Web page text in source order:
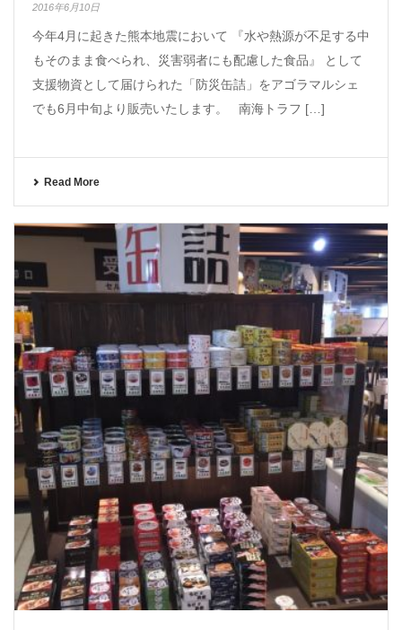
2016年6月10日
今年4月に起きた熊本地震において 『水や熱源が不足する中
もそのまま食べられ、災害弱者にも配慮した食品』 として
支援物資として届けられた「防災缶詰」をアゴラマルシェ
でも6月中旬より販売いたします。 南海トラフ […]
Read More